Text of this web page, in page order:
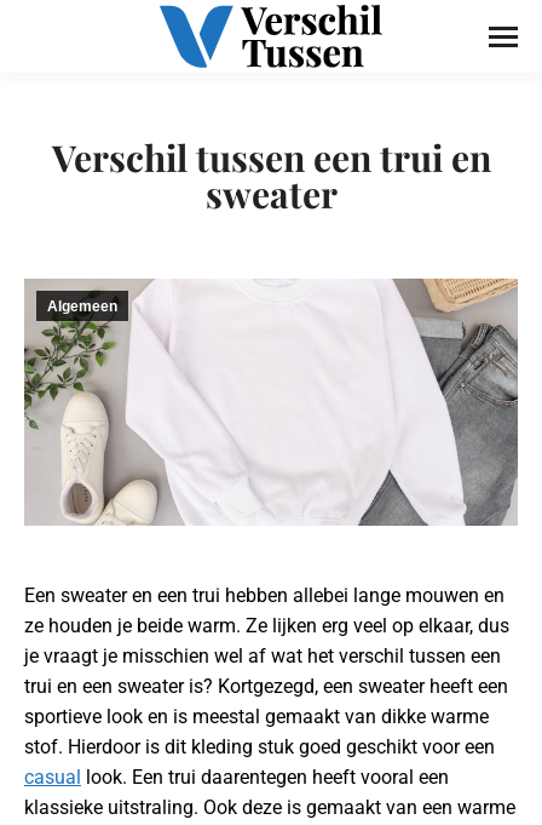
Verschil tussen een trui en
sweater
Algemeen
Een sweater en een trui hebben allebei lange mouwen en
ze houden je beide warm. Ze lijken erg veel op elkaar, dus
je vraagt je misschien wel af wat het verschil tussen een
trui en een sweater is? Kortgezegd, een sweater heeft een
sportieve look en is meestal gemaakt van dikke warme
stof. Hierdoor is dit kleding stuk goed geschikt voor een
casual look. Een trui daarentegen heeft vooral een
klassieke uitstraling. Ook deze is gemaakt van een warme